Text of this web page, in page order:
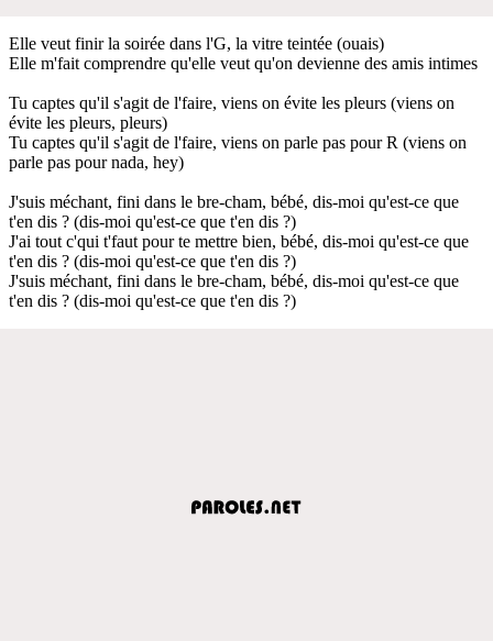
Elle veut finir la soirée dans l'G, la vitre teintée (ouais)
Elle m'fait comprendre qu'elle veut qu'on devienne des amis intimes
Tu captes qu'il s'agit de l'faire, viens on évite les pleurs (viens on
évite les pleurs, pleurs)
Tu captes qu'il s'agit de l'faire, viens on parle pas pour R (viens on
parle pas pour nada, hey)
J'suis méchant, fini dans le bre-cham, bébé, dis-moi qu'est-ce que
t'en dis ? (dis-moi qu'est-ce que t'en dis ?)
J'ai tout c'qui t'faut pour te mettre bien, bébé, dis-moi qu'est-ce que
t'en dis ? (dis-moi qu'est-ce que t'en dis ?)
J'suis méchant, fini dans le bre-cham, bébé, dis-moi qu'est-ce que
t'en dis ? (dis-moi qu'est-ce que t'en dis ?)